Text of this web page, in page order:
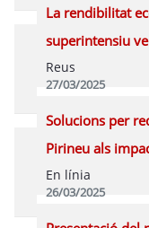
Programa
La rendibilitat
superintensiu
Reus
27/03/2025
Programa
Solucions per
Pirineu als
En línia
26/03/2025
Vídeo